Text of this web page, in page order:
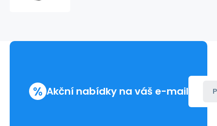
Malfini
% Akční nabídky na váš e-mail